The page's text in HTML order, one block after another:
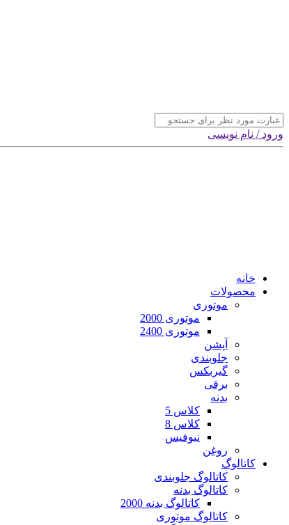
ورود / نام نویسی
خانه
محصولات
موتوری
موتوری 2000
موتوری 2400
آپشن
جلوبندی
گیربکس
برقی
بدنه
کلاس 5
کلاس 8
نیوفیس
روغن
کاتالوگ
کاتالوگ جلوبندی
کاتالوگ بدنه
کاتالوگ بدنه 2000
کاتالوگ موتوری